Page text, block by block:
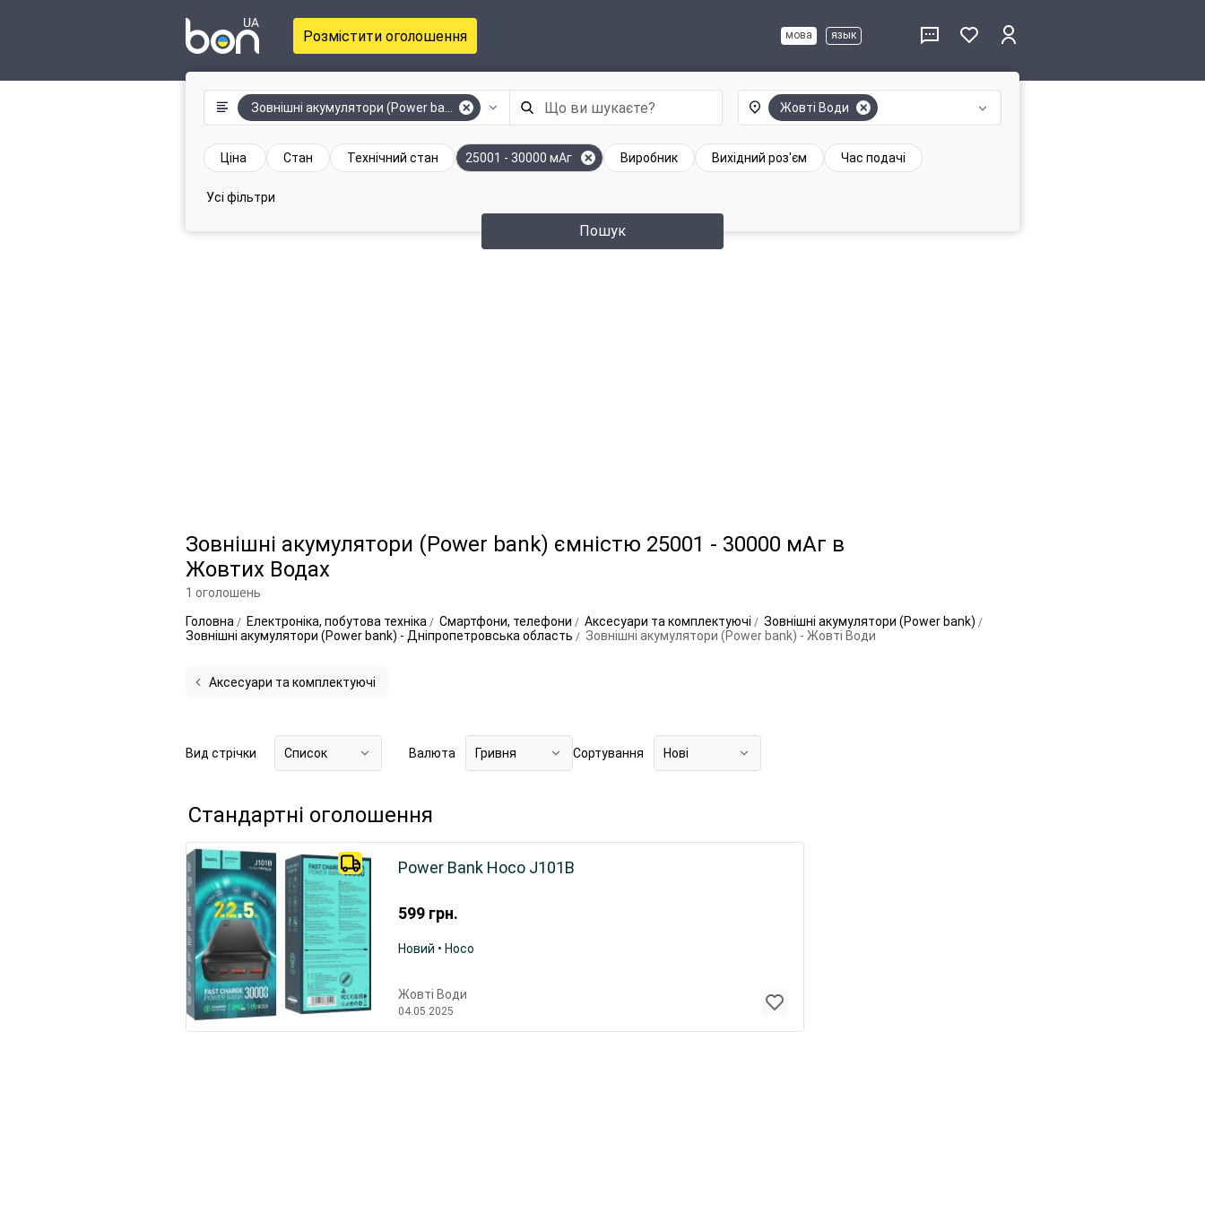
Розмістити оголошення мова язык
Зовнішні акумулятори (Power bank) Жовті Води
Пошук
Ціна Стан Технічний стан 25001 - 30000 мАг Виробник Вихідний роз'єм Час подачі
Усі фільтри
Зовнішні акумулятори (Power bank) ємністю 25001 - 30000 мАг в
Жовтих Водах
1 оголошень
Головна
Електроніка, побутова техніка Смартфони, телефони Аксесуари та комплектуючі
Зовнішні акумулятори (Power bank)
Зовнішні акумулятори (Power bank) - Дніпропетровська область
Зовнішні акумулятори (Power bank) - Жовті Води
Аксесуари та комплектуючі
Вид стрічки Список Валюта Гривня Сортування Нові
Стандартні оголошення
599 грн.
Power Bank Hoco J101B
Новий • Hoco
Жовті Води
04.05.2025